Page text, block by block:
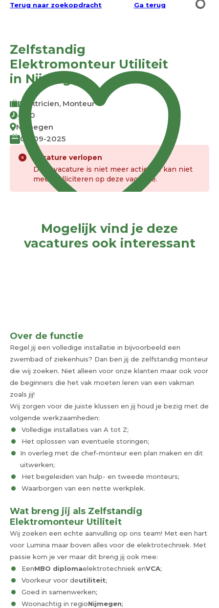
Terug naar zoekopdracht Ga terug
Zelfstandig
Elektromonteur Utiliteit
in Nijmegen
Elektricien, Monteur
40.0
Nijmegen
03-09-2025
Vacature verlopen
Deze vacature is niet meer actief. Je kan niet
meer solliciteren op deze vacature.
Mogelijk vind je deze
vacatures ook interessant
Over de functie
Regel jij een volledige installatie in bijvoorbeeld een
zwembad of ziekenhuis? Dan ben jij de zelfstandig monteur
die wij zoeken. Niet alleen voor onze klanten maar ook voor
de beginners die het vak moeten leren van een vakman
zoals jij!
Wij zorgen voor de juiste klussen en jij houd je bezig met de
volgende werkzaamheden:
Volledige installaties van A tot Z;
Het oplossen van eventuele storingen;
In overleg met de chef-monteur een plan maken en dit
uitwerken;
Het begeleiden van hulp- en tweede monteurs;
Waarborgen van een nette werkplek.
Wat breng jij als Zelfstandig
Elektromonteur Utiliteit
Wij zoeken een echte aanvulling op ons team! Met een hart
voor Lumina maar boven alles voor de elektrotechniek. Met
passie kom je ver maar dit breng jij ook mee:
EenMBO diplomaelektrotechniek enVCA;
Voorkeur voor deutiliteit;
Goed in samenwerken;
Woonachtig in regioNijmegen;